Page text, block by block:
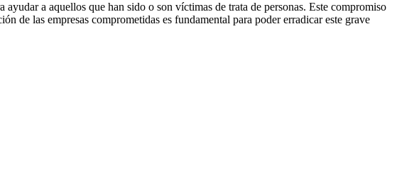
ayudar a aquellos que han sido o son víctimas de trata de personas. Este compromiso
de las empresas comprometidas es fundamental para poder erradicar este grave